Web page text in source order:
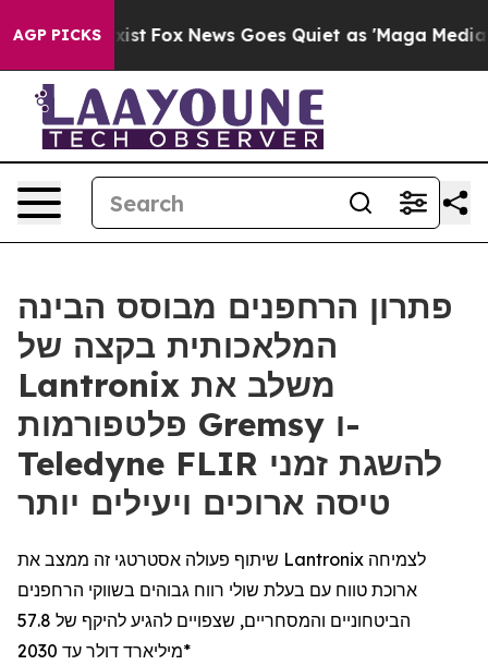
AGP PICKS
Exist Fox News Goes Quiet as 'Maga Media
פתרון הרחפנים מבוסס הבינה
המלאכותית בקצה של
Lantronix משלב את
פלטפורמות Gremsy ו-
Teledyne FLIR להשגת זמני
טיסה ארוכים ויעילים יותר
שיתוף פעולה אסטרטגי זה ממצב את Lantronix לצמיחה
ארוכת טווח עם בעלת שולי רווח גבוהים בשווקי הרחפנים
הביטחוניים והמסחריים, שצפויים להגיע להיקף של 57.8
מיליארד דולר עד 2030*